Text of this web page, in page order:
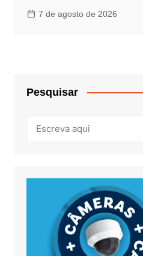
7 de agosto de 2026
Pesquisar